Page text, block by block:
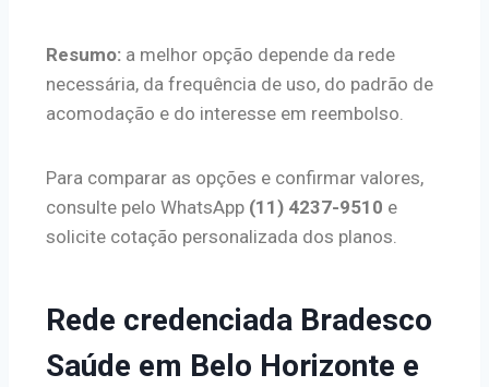
Resumo: a melhor opção depende da rede
necessária, da frequência de uso, do padrão de
acomodação e do interesse em reembolso.
Para comparar as opções e confirmar valores,
consulte pelo WhatsApp (11) 4237-9510 e
solicite cotação personalizada dos planos.
Rede credenciada Bradesco
Saúde em Belo Horizonte e